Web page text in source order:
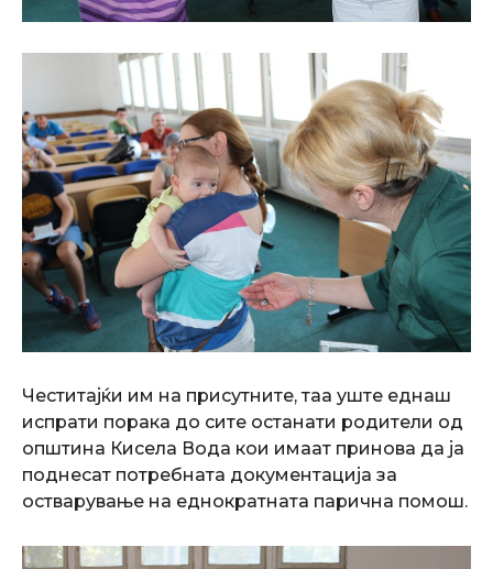
Честитајќи им на присутните, таа уште еднаш
испрати порака до сите останати родители од
општина Кисела Вода кои имаат принова да ја
поднесат потребната документација за
остварување на еднократната парична помош.